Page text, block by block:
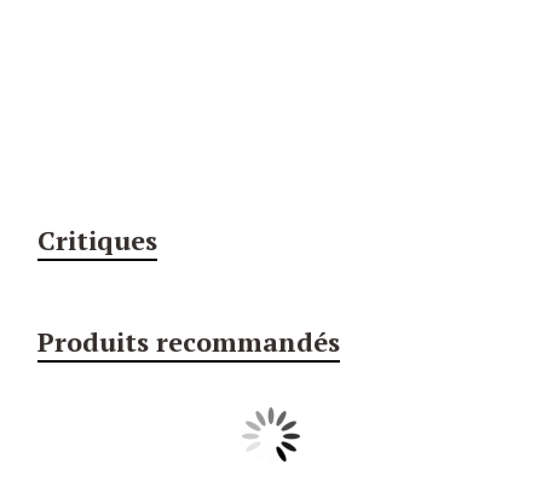
Critiques
Produits recommandés